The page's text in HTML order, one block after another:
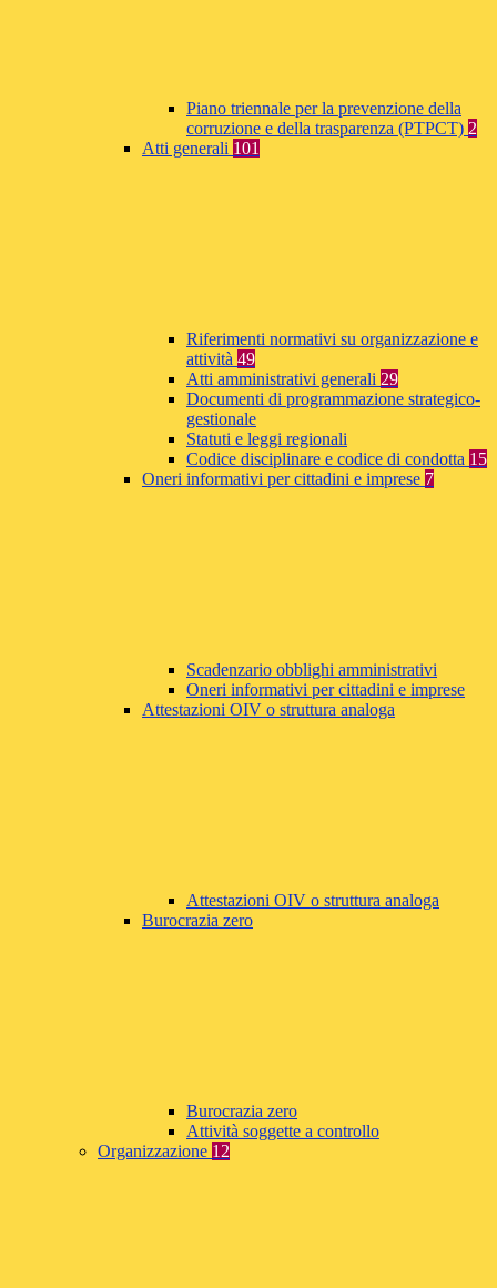
Piano triennale per la prevenzione della
corruzione e della trasparenza (PTPCT) 2
Atti generali 101
Riferimenti normativi su organizzazione e
attività 49
Atti amministrativi generali 29
Documenti di programmazione strategico-
gestionale
Statuti e leggi regionali
Codice disciplinare e codice di condotta 15
Oneri informativi per cittadini e imprese 7
Scadenzario obblighi amministrativi
Oneri informativi per cittadini e imprese
Attestazioni OIV o struttura analoga
Attestazioni OIV o struttura analoga
Burocrazia zero
Burocrazia zero
Attività soggette a controllo
Organizzazione 12